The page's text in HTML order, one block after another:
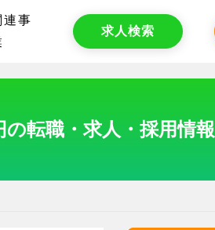
連事
求人検索
転職・求人・採用情報